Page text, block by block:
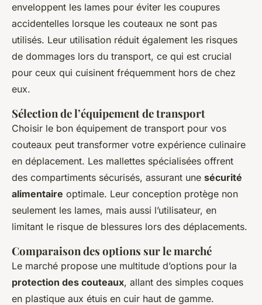
enveloppent les lames pour éviter les coupures
accidentelles lorsque les couteaux ne sont pas
utilisés. Leur utilisation réduit également les risques
de dommages lors du transport, ce qui est crucial
pour ceux qui cuisinent fréquemment hors de chez
eux.
Sélection de l’équipement de transport
Choisir le bon équipement de transport pour vos
couteaux peut transformer votre expérience culinaire
en déplacement. Les mallettes spécialisées offrent
des compartiments sécurisés, assurant une sécurité
alimentaire optimale. Leur conception protège non
seulement les lames, mais aussi l’utilisateur, en
limitant le risque de blessures lors des déplacements.
Comparaison des options sur le marché
Le marché propose une multitude d’options pour la
protection des couteaux, allant des simples coques
en plastique aux étuis en cuir haut de gamme.